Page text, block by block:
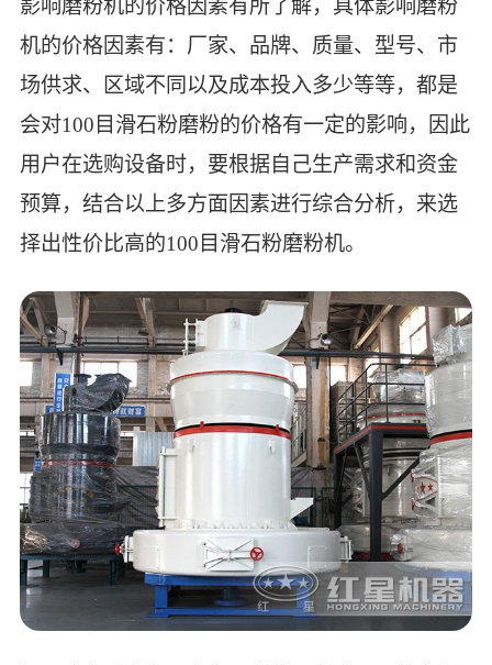
影响磨粉机的价格因素有所了解，具体影响磨粉
机的价格因素有：厂家、品牌、质量、型号、市
场供求、区域不同以及成本投入多少等等，都是
会对100目滑石粉磨粉的价格有一定的影响，因此
用户在选购设备时，要根据自己生产需求和资金
预算，结合以上多方面因素进行综合分析，来选
择出性价比高的100目滑石粉磨粉机。